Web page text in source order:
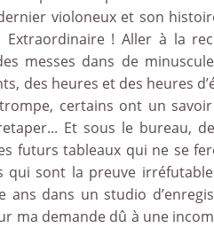
violoneux et son
! Aller à la
messes dans de
des heures et des heures
certains ont un
Et sous le bureau,
futurs tableaux qui ne se
sont la preuve irréfutable
dans un studio
ma demande dû à une